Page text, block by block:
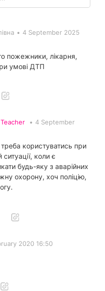
• 4 September 2025
пожежники, лікарня,
умові ДТП
Teacher • 4 September
користуватись при
ситуації, коли є
будь-яку з аварійних
охорону, хоч поліцію,
2020 16:50